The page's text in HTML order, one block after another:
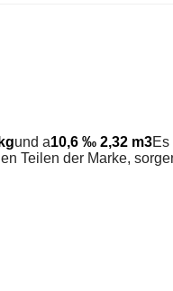
und a10,6 ‰ 2,32 m3Es
Teilen der Marke,